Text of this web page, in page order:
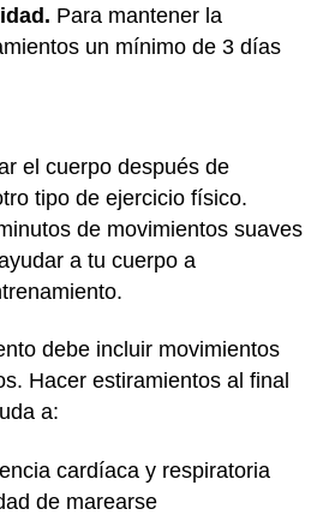
Para mantener la
un mínimo de 3 días
el cuerpo después de
tipo de ejercicio físico.
de movimientos suaves
a tu cuerpo a
debe incluir movimientos
Hacer estiramientos al final
a:
cardíaca y respiratoria
de marearse